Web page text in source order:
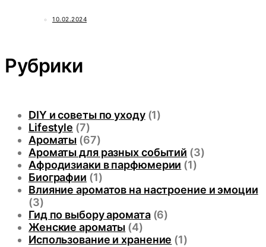
10.02.2024
Рубрики
DIY и советы по уходу(1)
Lifestyle (7)
Ароматы (67)
Ароматы для разных событий (3)
Афродизиаки в парфюмерии (1)
Биографии (1)
Влияние ароматов на настроение и эмоции
(3)
Гид по выбору аромата(6)
Женские ароматы (4)
Использование и хранение (1)